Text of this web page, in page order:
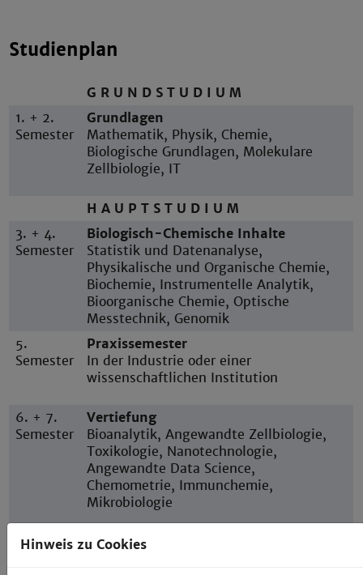
Studienplan
G R U N D S T U D I U M
1. + 2.
Semester
Grundlagen
Mathematik, Physik, Chemie,
Biologische Grundlagen, Molekulare
Zellbiologie, IT
H A U P T S T U D I U M
3. + 4.
Semester
Biologisch-Chemische Inhalte
Statistik und Datenanalyse,
Physikalische und Organische Chemie,
Biochemie, Instrumentelle Analytik,
Bioorganische Chemie, Optische
Messtechnik, Genomik
5.
Semester
Praxissemester
In der Industrie oder einer
wissenschaftlichen Institution
6. + 7.
Semester
Vertiefung
Bioanalytik, Angewandte Zellbiologie,
Toxikologie, Nanotechnologie,
Angewandte Data Science,
Chemometrie, Immunchemie,
Mikrobiologie
7.
Bachelorarbeit
Hinweis zu Cookies